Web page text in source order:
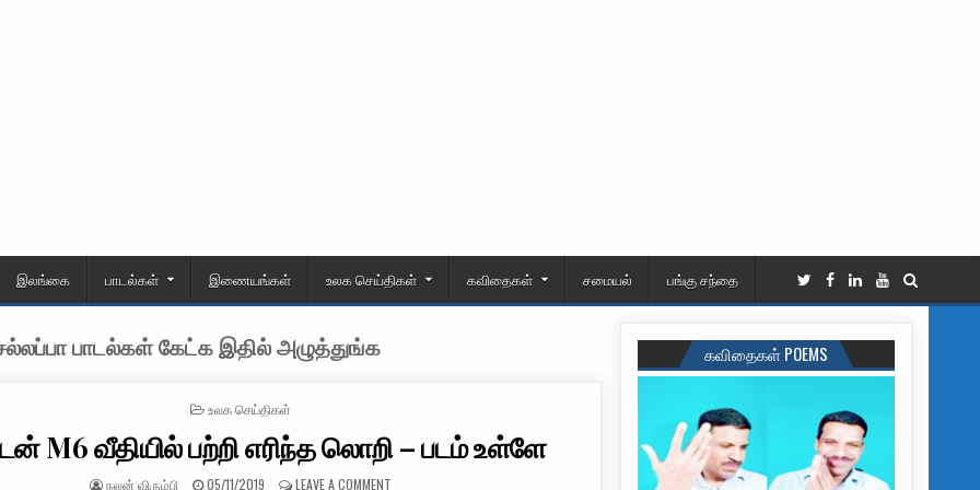
இலங்கை பாடல்கள் இணையங்கள் உலக செய்திகள் கவிதைகள் சமையல் பங்கு சந்தை
பாடல்கள் கேட்க இதில் அழுத்துங்க
POSTED IN
உலக செய்திகள்
M6 வீதியில் பற்றி எரிந்த லொறி – படம் உள்ளே
AUTHOR:
நலன் விரும்பி PUBLISHED DATE:
05/11/2019 LEAVE A COMMENT ON லண்டன் M6 வீதியில் பற்றி எரிந்த லொறி – படம் உள்ளே
கவிதைகள் POEMS